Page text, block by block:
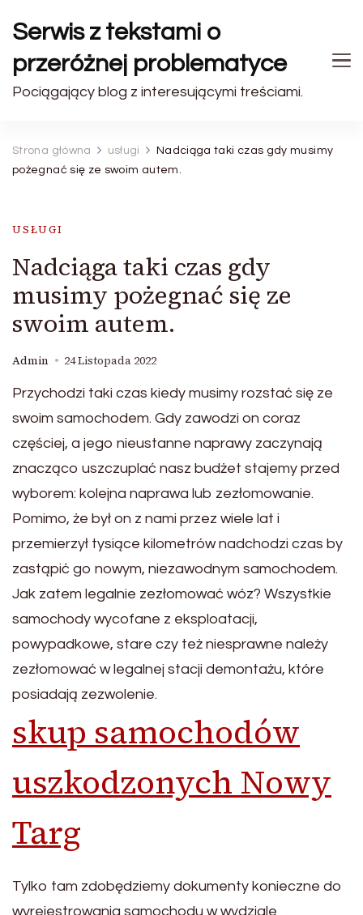
Serwis z tekstami o
przeróżnej problematyce
Pociągający blog z interesującymi treściami.
Strona główna usługi
Nadciąga taki czas gdy musimy
pożegnać się ze swoim autem.
USŁUGI
Nadciąga taki czas gdy
musimy pożegnać się ze
swoim autem.
Admin 24 Listopada 2022
Przychodzi taki czas kiedy musimy rozstać się ze
swoim samochodem. Gdy zawodzi on coraz
częściej, a jego nieustanne naprawy zaczynają
znacząco uszczuplać nasz budżet stajemy przed
wyborem: kolejna naprawa lub zezłomowanie.
Pomimo, że był on z nami przez wiele lat i
przemierzył tysiące kilometrów nadchodzi czas by
zastąpić go nowym, niezawodnym samochodem.
Jak zatem legalnie zezłomować wóz? Wszystkie
samochody wycofane z eksploatacji,
powypadkowe, stare czy też niesprawne należy
zezłomować w legalnej stacji demontażu, które
posiadają zezwolenie.
skup samochodów
uszkodzonych Nowy
Targ
Tylko tam zdobędziemy dokumenty konieczne do
wyrejestrowania samochodu w wydziale